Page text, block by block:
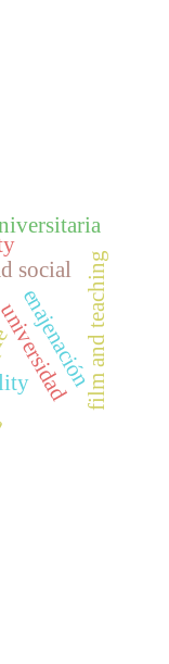
social
enajenaciónfilm and teaching